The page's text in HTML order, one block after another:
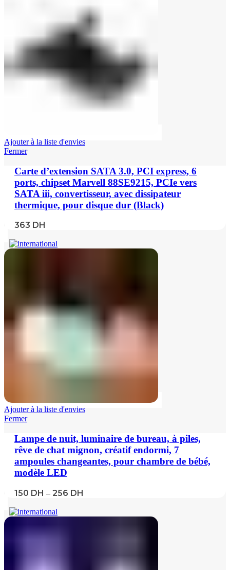
Ajouter à la liste d'envies
Fermer
Carte d’extension SATA 3.0, PCI express, 6
ports, chipset Marvell 88SE9215, PCIe vers
SATA iii, convertisseur, avec dissipateur
thermique, pour disque dur (Black)
363 DH
Ajouter à la liste d'envies
Fermer
Lampe de nuit, luminaire de bureau, à piles,
rêve de chat mignon, créatif endormi, 7
ampoules changeantes, pour chambre de bébé,
modèle LED
150 DH – 256 DH